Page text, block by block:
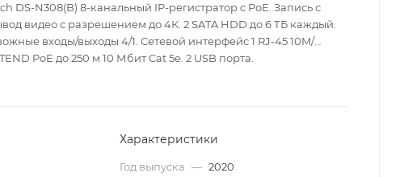
DS-N308(B) 8-канальный IP-регистратор c PoE. Запись с
видео с разрешением до 4К. 2 SATA HDD до 6 ТБ каждый.
входы/выходы 4/1. Сетевой интерфейс 1 RJ-45 10M/
PoE до 250 м 10 Мбит Cat 5e. 2 USB порта.
Характеристики
Год выпуска — 2020